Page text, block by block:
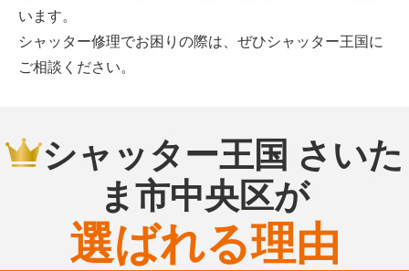
います。
シャッター修理でお困りの際は、ぜひシャッター王国に
ご相談ください。
シャッター王国 さいた
ま市中央区が
選ばれる理由